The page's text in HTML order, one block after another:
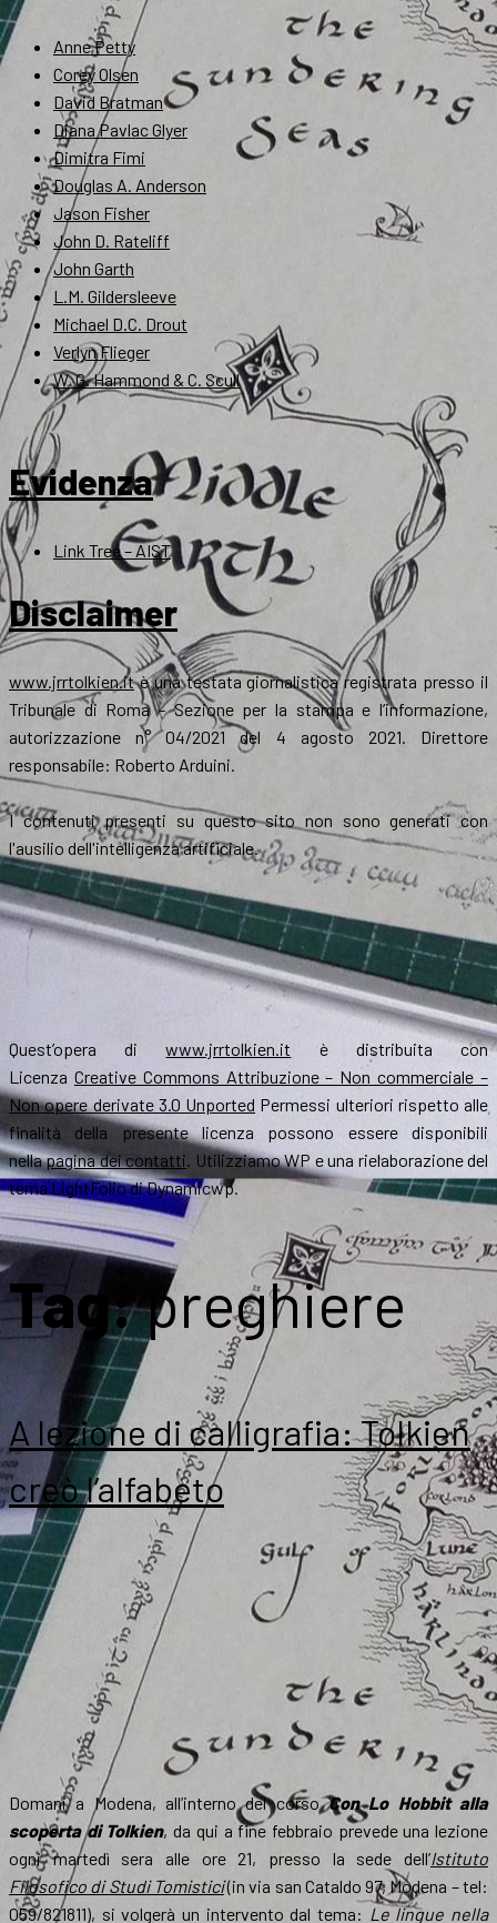
Anne Petty
Corey Olsen
David Bratman
Diana Pavlac Glyer
Dimitra Fimi
Douglas A. Anderson
Jason Fisher
John D. Rateliff
John Garth
L.M. Gildersleeve
Michael D.C. Drout
Verlyn Flieger
W. G. Hammond & C. Scull
Evidenza
Link Tree – AIST
Disclaimer
www.jrrtolkien.itè una testata giornalistica registrata presso il
Tribunale di Roma - Sezione per la stampa e l’informazione,
autorizzazione n° 04/2021 del 4 agosto 2021. Direttore
responsabile: Roberto Arduini.
I contenuti presenti su questo sito non sono generati con
l'ausilio dell'intelligenza artificiale.
Quest’opera diwww.jrrtolkien.it è distribuita con
Licenza Creative Commons Attribuzione – Non commerciale –
Non opere derivate 3.0 Unported Permessi ulteriori rispetto alle
finalità della presente licenza possono essere disponibili
nellapagina dei contatti. Utilizziamo WP e una rielaborazione del
tema LightFolio di Dynamicwp.
Tag:preghiere
A lezione di calligrafia: Tolkien
creò l’alfabeto
Domani a Modena, all’interno del corsoCon Lo Hobbit alla
scoperta di Tolkien, da qui a fine febbraio prevede una lezione
ogni martedì sera alle ore 21, presso la sede dell’Istituto
Filosofico di Studi Tomistici(in via san Cataldo 97, Modena – tel:
059/821811), si volgerà un intervento dal tema: Le lingue nella